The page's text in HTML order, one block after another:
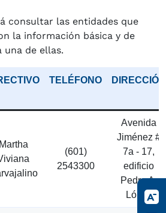
consultar las entidades que
la información básica y de
de ellas.
TELÉFONO DIRECCIÓN
Martha
(601)
2543300
Avenida
Jiménez #
7a - 17,
edificio
Pedro A.
López